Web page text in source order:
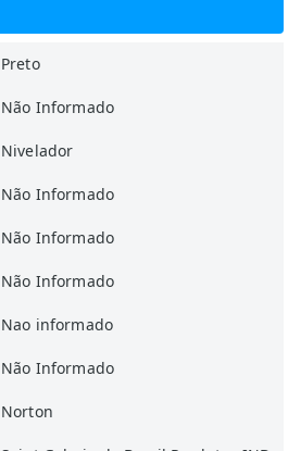
Preto
Não Informado
Nivelador
Não Informado
Não Informado
Não Informado
Nao informado
Não Informado
Norton